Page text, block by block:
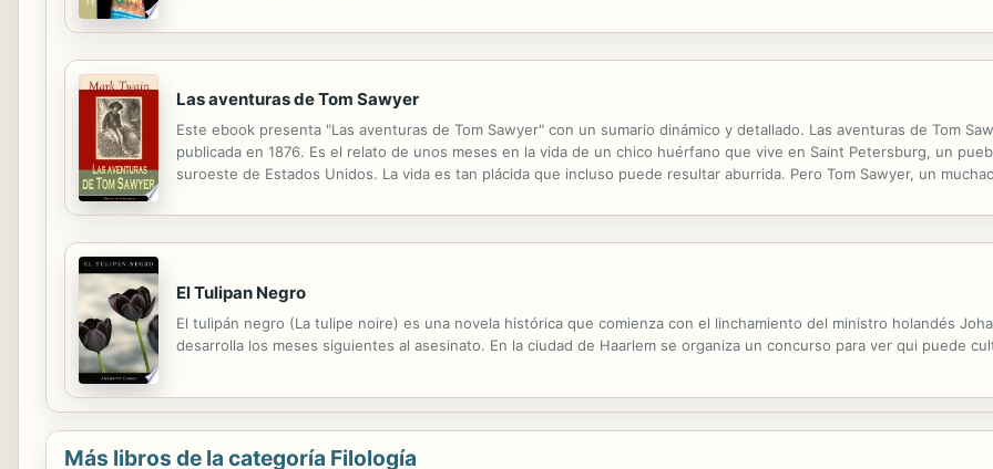
Las aventuras de Tom Sawyer
Este ebook presenta "Las aventuras de Tom Sawyer" con un sumario dinámico y detallado. Las aventuras de Tom
publicada en 1876. Es el relato de unos meses en la vida de un chico huérfano que vive en Saint Petersburg, un
suroeste de Estados Unidos. La vida es tan plácida que incluso puede resultar aburrida. Pero Tom Sawyer, un
El Tulipan Negro
El tulipán negro (La tulipe noire) es una novela histórica que comienza con el linchamiento del ministro holandés
desarrolla los meses siguientes al asesinato. En la ciudad de Haarlem se organiza un concurso para ver qui puede
Más libros de la categoría Filología